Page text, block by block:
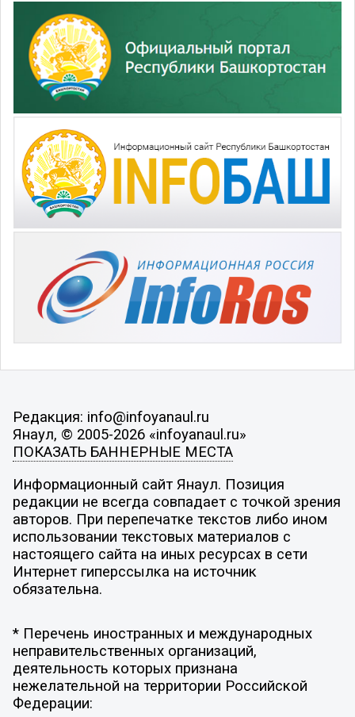
Редакция: info@infoyanaul.ru
Янаул, © 2005-2026 «infoyanaul.ru»
ПОКАЗАТЬ БАННЕРНЫЕ МЕСТА
Информационный сайт Янаул. Позиция
редакции не всегда совпадает с точкой зрения
авторов. При перепечатке текстов либо ином
использовании текстовых материалов с
настоящего сайта на иных ресурсах в сети
Интернет гиперссылка на источник
обязательна.
* Перечень иностранных и международных
неправительственных организаций,
деятельность которых признана
нежелательной на территории Российской
Федерации: